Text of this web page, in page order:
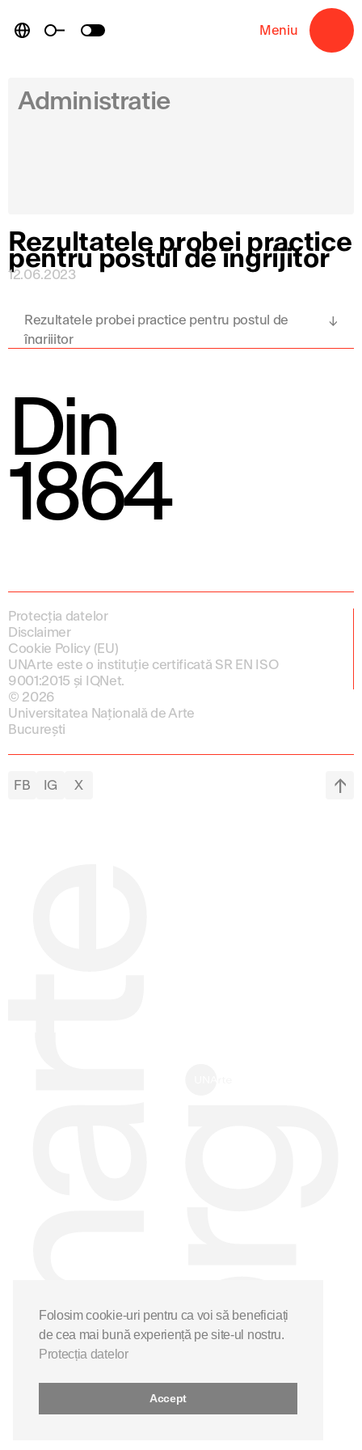
content
Meniu
Administratie
Rezultatele probei practice
pentru postul de îngrijitor
12.06.2023
Rezultatele probei practice pentru postul de
îngrijitor
Din
1864
Protecția datelor
Disclaimer
Cookie Policy (EU)
UNArte este o instituție certificată SR EN ISO
9001:2015 și IQNet.
© 2026
Universitatea Națională de Arte
București
FB IG X
Folosim cookie-uri pentru ca voi să beneficiați
de cea mai bună experiență pe site-ul nostru.
Protecția datelor
Accept